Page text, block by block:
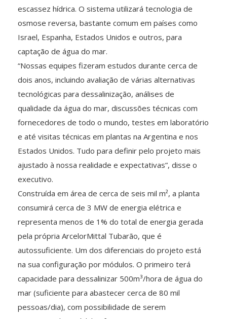
escassez hídrica. O sistema utilizará tecnologia de
osmose reversa, bastante comum em países como
Israel, Espanha, Estados Unidos e outros, para
captação de água do mar.
“Nossas equipes fizeram estudos durante cerca de
dois anos, incluindo avaliação de várias alternativas
tecnológicas para dessalinização, análises de
qualidade da água do mar, discussões técnicas com
fornecedores de todo o mundo, testes em laboratório
e até visitas técnicas em plantas na Argentina e nos
Estados Unidos. Tudo para definir pelo projeto mais
ajustado à nossa realidade e expectativas”, disse o
executivo.
Construída em área de cerca de seis mil m², a planta
consumirá cerca de 3 MW de energia elétrica e
representa menos de 1% do total de energia gerada
pela própria ArcelorMittal Tubarão, que é
autossuficiente. Um dos diferenciais do projeto está
na sua configuração por módulos. O primeiro terá
capacidade para dessalinizar 500m³/hora de água do
mar (suficiente para abastecer cerca de 80 mil
pessoas/dia), com possibilidade de serem